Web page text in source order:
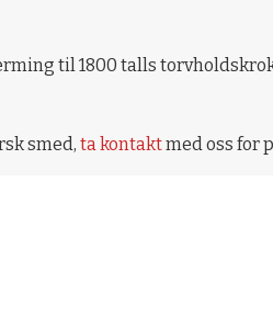
til 1800 talls
smed, ta kontaktmed oss for